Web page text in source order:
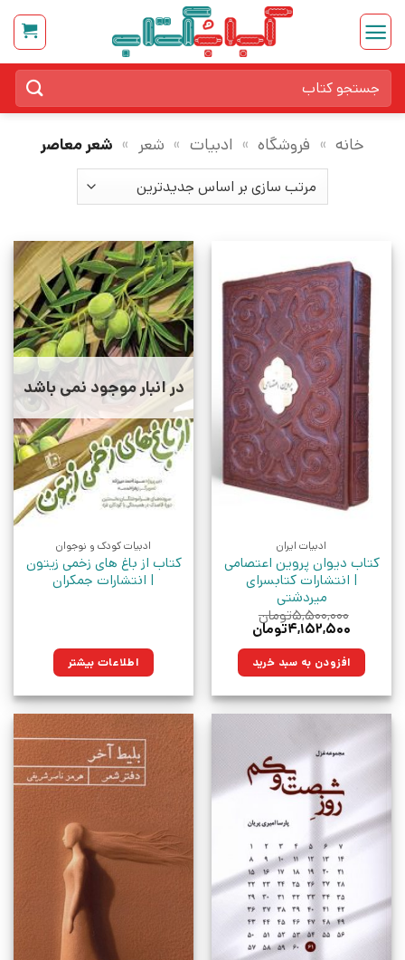
Skip
content
برای:
خانه » فروشگاه » ادبیات » شعر » شعر معاصر
ادبیات ایران
کتاب دیوان پروین اعتصامی
| انتشارات کتابسرای
میردشتی
۵,۵۰۰,۰۰۰تومان
قیمت
۵,۵۰۰,۰۰۰تومان
بود.
۴,۱۵۲,۵۰۰تومان
۴,۱۵۲,۵۰۰تومان. افزودن به سبد خرید
در انبار موجود نمی باشد
ادبیات کودک و نوجوان
کتاب از باغ های زخمی زیتون
| انتشارات جمکران
اطلاعات بیشتر